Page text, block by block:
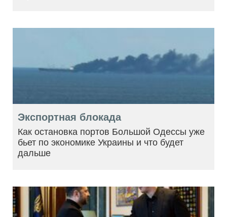
Экспортная блокада
Как остановка портов Большой Одессы уже
бьет по экономике Украины и что будет
дальше